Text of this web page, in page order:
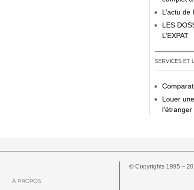
L’actu de
LES
L’EXPAT
SERVICES ET
Louer
l'étranger
À PROPOS
© Copyrights 1995 –